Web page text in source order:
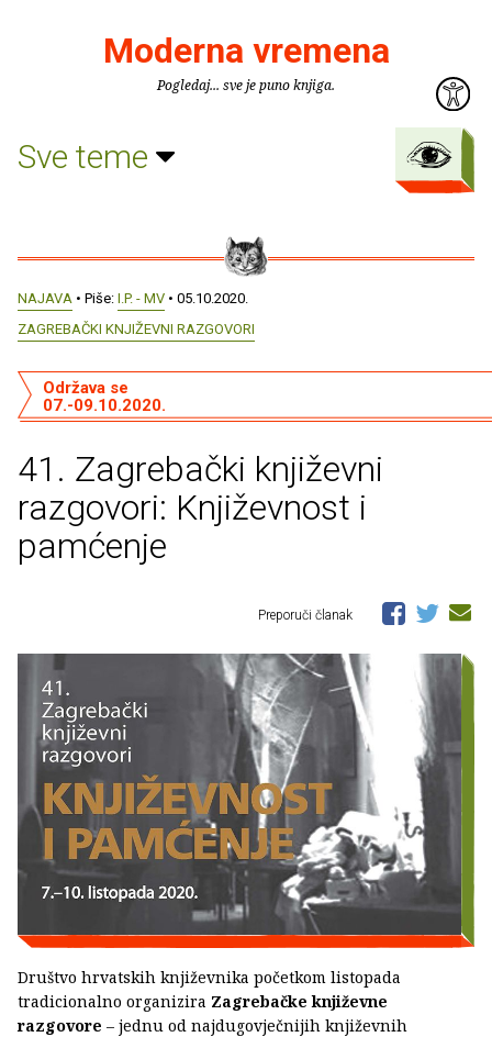
Moderna vremena
Pogledaj... sve je puno knjiga.
Sve teme
NAJAVA • Piše: I.P. - MV • 05.10.2020.
ZAGREBAČKI KNJIŽEVNI RAZGOVORI
41. Zagrebački književni
razgovori: Književnost i
pamćenje
Održava se
07.-09.10.2020.
Preporuči članak
Društvo hrvatskih književnika početkom listopada
tradicionalno organizira Zagrebačke književne
razgovore – jednu od najdugovječnijih književnih